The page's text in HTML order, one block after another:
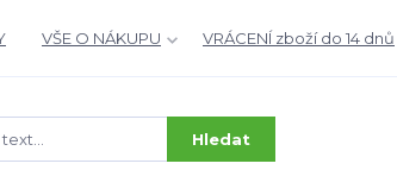
VŠE O NÁKUPU VRÁCENÍ zboží do 14 dnů
Hledat